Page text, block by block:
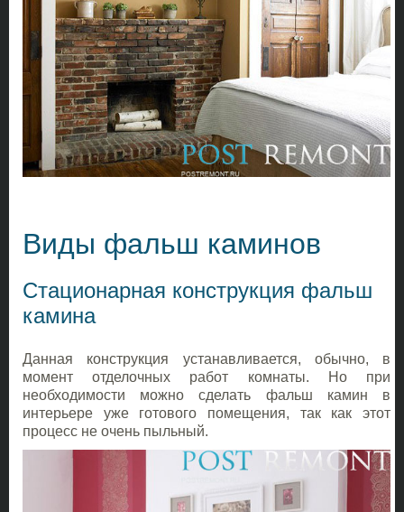
Виды фальш каминов
Стационарная конструкция фальш
камина
Данная конструкция устанавливается, обычно, в
момент отделочных работ комнаты. Но при
необходимости можно сделать фальш камин в
интерьере уже готового помещения, так как этот
процесс не очень пыльный.